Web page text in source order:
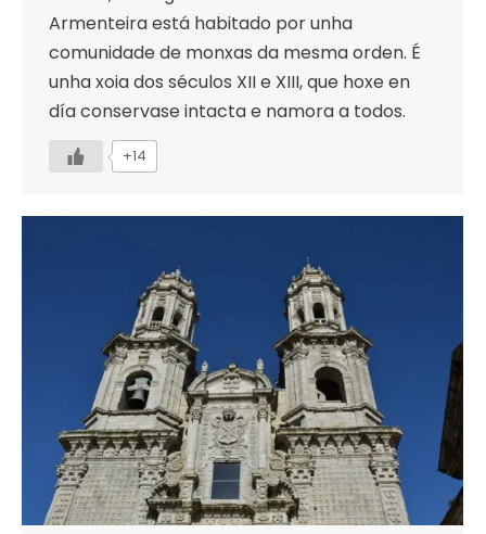
Armenteira está habitado por unha
comunidade de monxas da mesma orden. É
unha xoia dos séculos XII e XIII, que hoxe en
día conservase intacta e namora a todos.
+14